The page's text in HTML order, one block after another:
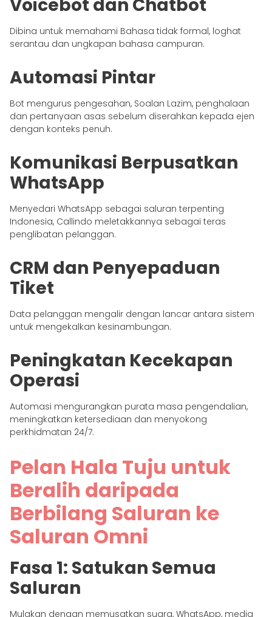
Voicebot dan Chatbot
Dibina untuk memahami Bahasa tidak formal, loghat
serantau dan ungkapan bahasa campuran.
Automasi Pintar
Bot mengurus pengesahan, Soalan Lazim, penghalaan
dan pertanyaan asas sebelum diserahkan kepada ejen
dengan konteks penuh.
Komunikasi Berpusatkan
WhatsApp
Menyedari WhatsApp sebagai saluran terpenting
Indonesia, Callindo meletakkannya sebagai teras
penglibatan pelanggan.
CRM dan Penyepaduan
Tiket
Data pelanggan mengalir dengan lancar antara sistem
untuk mengekalkan kesinambungan.
Peningkatan Kecekapan
Operasi
Automasi mengurangkan purata masa pengendalian,
meningkatkan ketersediaan dan menyokong
perkhidmatan 24/7.
Pelan Hala Tuju untuk
Beralih daripada
Berbilang Saluran ke
Saluran Omni
Fasa 1: Satukan Semua
Saluran
Mulakan dengan memusatkan suara, WhatsApp, media